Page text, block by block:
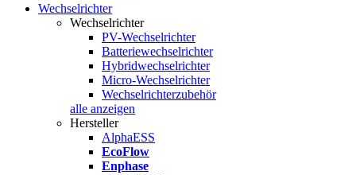
Wechselrichter
Wechselrichter
PV-Wechselrichter
Batteriewechselrichter
Hybridwechselrichter
Micro-Wechselrichter
Wechselrichterzubehör
alle anzeigen
Hersteller
AlphaESS
EcoFlow
Enphase